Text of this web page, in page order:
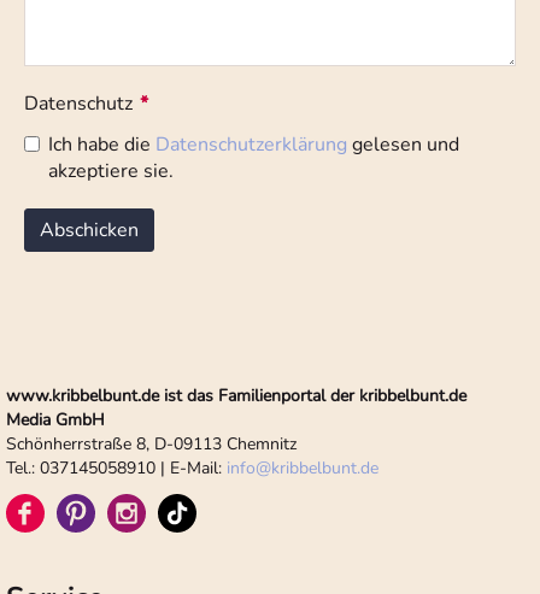
Datenschutz *
Ich habe die Datenschutzerklärung gelesen und
akzeptiere sie.
www.kribbelbunt.de ist das Familienportal der kribbelbunt.de
Media GmbH
Schönherrstraße 8, D-09113 Chemnitz
Tel.: 037145058910 | E-Mail: info@kribbelbunt.de